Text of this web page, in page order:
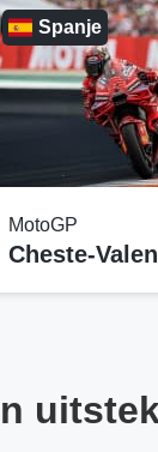
Spanje
MotoGP
Cheste-